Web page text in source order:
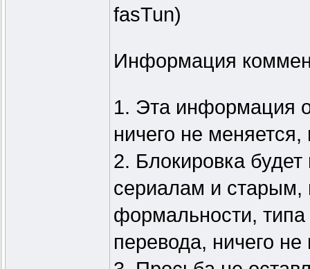
fasTun)
Информация
1. Эта информация
ничего не
2. Блокировка
сериалам и
формальности, типа
перевода, ничего не